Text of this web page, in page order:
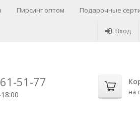
Пирсинг оптом Подарочные
Вход
51-77
на